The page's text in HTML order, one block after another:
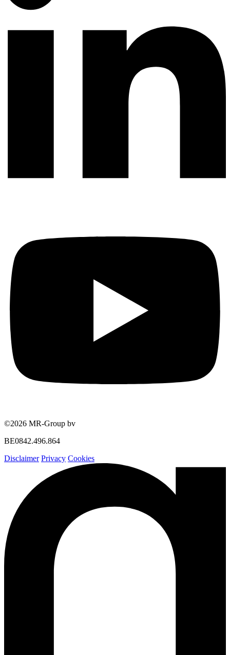
©2026 MR-Group bv
BE0842.496.864
Disclaimer Privacy Cookies